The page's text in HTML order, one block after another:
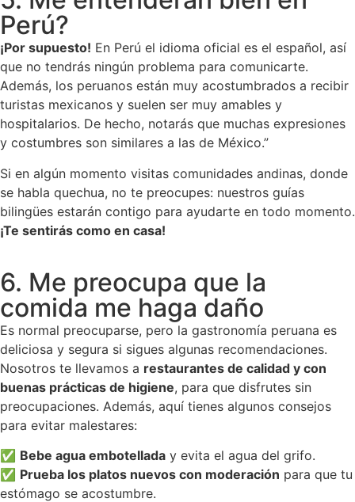
Perú?
¡Por supuesto! En Perú el idioma oficial es el español, así
que no tendrás ningún problema para comunicarte.
Además, los peruanos están muy acostumbrados a recibir
turistas mexicanos y suelen ser muy amables y
hospitalarios. De hecho, notarás que muchas expresiones
y costumbres son similares a las de México.”
Si en algún momento visitas comunidades andinas, donde
se habla quechua, no te preocupes: nuestros guías
bilingües estarán contigo para ayudarte en todo momento.
¡Te sentirás como en casa!
6. Me preocupa que la
comida me haga daño
Es normal preocuparse, pero la gastronomía peruana es
deliciosa y segura si sigues algunas recomendaciones.
Nosotros te llevamos a restaurantes de calidad y con
buenas prácticas de higiene, para que disfrutes sin
preocupaciones. Además, aquí tienes algunos consejos
para evitar malestares:
✅ Bebe agua embotellada y evita el agua del grifo.
✅ Prueba los platos nuevos con moderación para que tu
estómago se acostumbre.